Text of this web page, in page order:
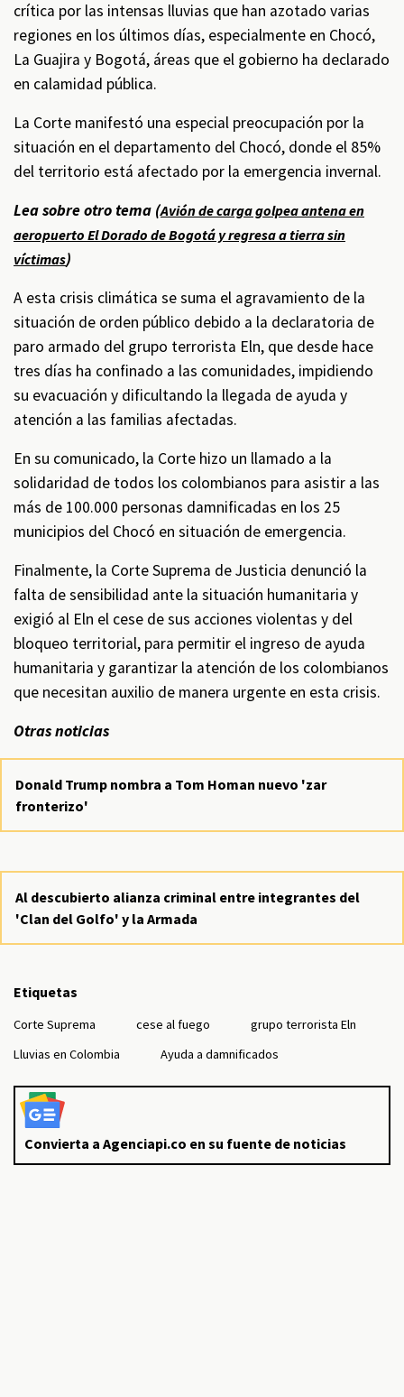
crítica por las intensas lluvias que han azotado varias
regiones en los últimos días, especialmente en Chocó,
La Guajira y Bogotá, áreas que el gobierno ha declarado
en calamidad pública.
La Corte manifestó una especial preocupación por la
situación en el departamento del Chocó, donde el 85%
del territorio está afectado por la emergencia invernal.
Lea sobre otro tema (Avión de carga golpea antena en
aeropuerto El Dorado de Bogotá y regresa a tierra sin
víctimas)
A esta crisis climática se suma el agravamiento de la
situación de orden público debido a la declaratoria de
paro armado del grupo terrorista Eln, que desde hace
tres días ha confinado a las comunidades, impidiendo
su evacuación y dificultando la llegada de ayuda y
atención a las familias afectadas.
En su comunicado, la Corte hizo un llamado a la
solidaridad de todos los colombianos para asistir a las
más de 100.000 personas damnificadas en los 25
municipios del Chocó en situación de emergencia.
Finalmente, la Corte Suprema de Justicia denunció la
falta de sensibilidad ante la situación humanitaria y
exigió al Eln el cese de sus acciones violentas y del
bloqueo territorial, para permitir el ingreso de ayuda
humanitaria y garantizar la atención de los colombianos
que necesitan auxilio de manera urgente en esta crisis.
Otras noticias
Donald Trump nombra a Tom Homan nuevo 'zar
fronterizo'
Al descubierto alianza criminal entre integrantes del
'Clan del Golfo' y la Armada
Etiquetas
Corte Suprema cese al fuego
grupo terrorista Eln
Lluvias en Colombia
Ayuda a damnificados
Convierta a Agenciapi.co en su fuente de noticias